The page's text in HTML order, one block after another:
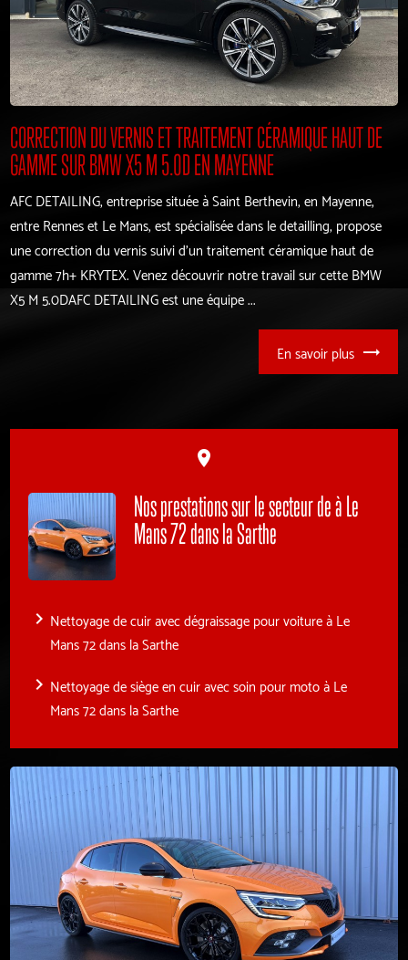
CORRECTION DU VERNIS ET TRAITEMENT CÉRAMIQUE HAUT DE
GAMME SUR BMW X5 M 5.0D EN MAYENNE
AFC DETAILING, entreprise située à Saint Berthevin, en Mayenne,
entre Rennes et Le Mans, est spécialisée dans le detailling, propose
une correction du vernis suivi d'un traitement céramique haut de
gamme 7h+ KRYTEX. Venez découvrir notre travail sur cette BMW
X5 M 5.0DAFC DETAILING est une équipe ...
En savoir plus
place
Nos prestations sur le secteur de à Le
Mans 72 dans la Sarthe
navigate_next Nettoyage de cuir avec dégraissage pour voiture à Le
Mans 72 dans la Sarthe
navigate_next Nettoyage de siège en cuir avec soin pour moto à Le
Mans 72 dans la Sarthe